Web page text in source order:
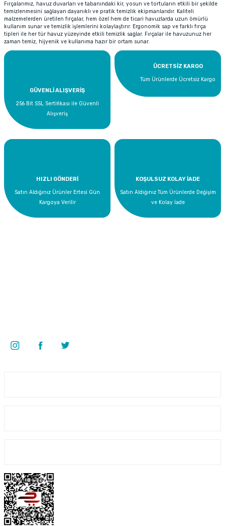
Fırçalarımız, havuz duvarları ve tabanındaki kir, yosun ve tortuların etkili bir şekilde
temizlenmesini sağlayan dayanıklı ve pratik temizlik ekipmanlarıdır. Kaliteli
malzemelerden üretilen fırçalar, hem özel hem de ticari havuzlarda uzun ömürlü
kullanım sunar ve temizlik işlemlerini kolaylaştırır. Ergonomik sap ve farklı fırça
tipleri ile her tür havuz yüzeyinde etkili temizlik sağlar. Fırçalar ile havuzunuz her
zaman temiz, hijyenik ve kullanıma hazır bir ortam sunar.
GÜVENLİ ALIŞVERİŞ
256 Bit SSL Sertifikası ile Güvenli
Alışveriş
ÜCRETSİZ KARGO
Tüm Ürünlerde Ücretsiz Kargo
HIZLI GÖNDERİ
Satın Aldığınız Ürünler Ertesi Gün
Kargoya Verilir
KOŞULSUZ KOLAY İADE
Satın Aldığınız Tüm Ürünlerde Değişim
ve Kolay İade